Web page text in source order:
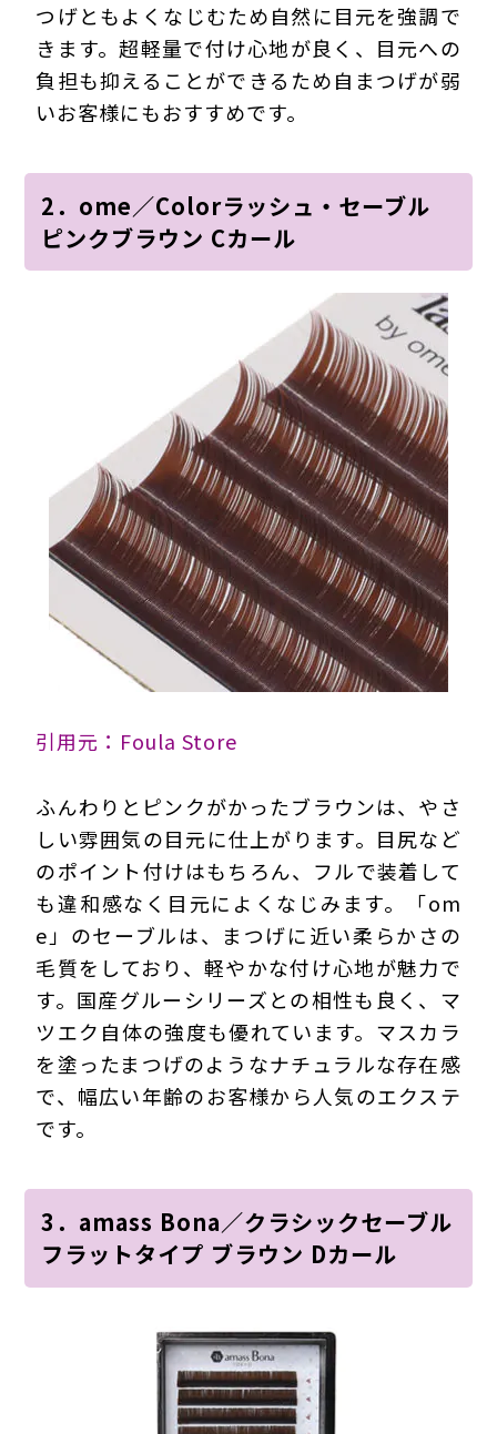
つげともよくなじむため自然に目元を強調で
きます。超軽量で付け心地が良く、目元への
負担も抑えることができるため自まつげが弱
いお客様にもおすすめです。
2．ome／Colorラッシュ・セーブル
ピンクブラウン Cカール
引用元：Foula Store
ふんわりとピンクがかったブラウンは、やさ
しい雰囲気の目元に仕上がります。目尻など
のポイント付けはもちろん、フルで装着して
も違和感なく目元によくなじみます。「om
e」のセーブルは、まつげに近い柔らかさの
毛質をしており、軽やかな付け心地が魅力で
す。国産グルーシリーズとの相性も良く、マ
ツエク自体の強度も優れています。マスカラ
を塗ったまつげのようなナチュラルな存在感
で、幅広い年齢のお客様から人気のエクステ
です。
3．amass Bona／クラシックセーブル
フラットタイプ ブラウン Dカール